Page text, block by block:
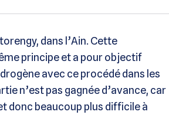
dans l’Ain. Cette
principe et a pour objectif
avec ce procédé dans les
n’est pas gagnée d’avance, car
donc beaucoup plus difficile à